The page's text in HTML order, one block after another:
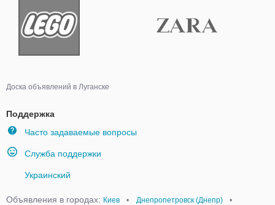
Доска объявлений в Луганске
Поддержка
Часто задаваемые вопросы
Служба поддержки
Украинский
Объявления в городах: Киев • Днепропетровск (Днепр)
•